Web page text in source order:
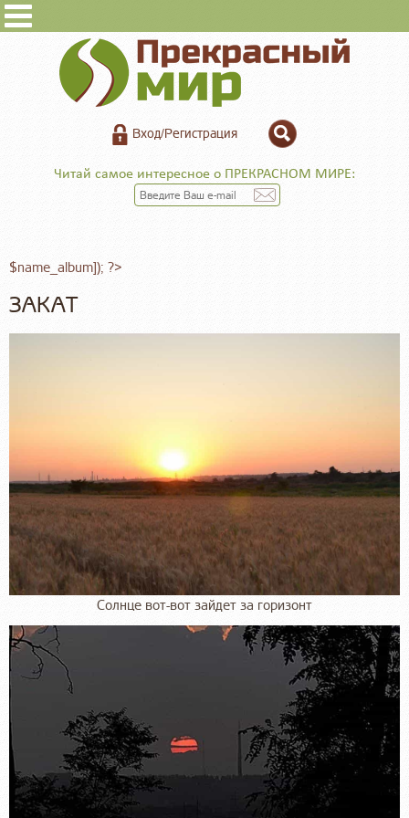
Вход/Регистрация
Читай самое интересное о ПРЕКРАСНОМ МИРЕ:
$name_album]); ?>
ЗАКАТ
Солнце вот-вот зайдет за горизонт